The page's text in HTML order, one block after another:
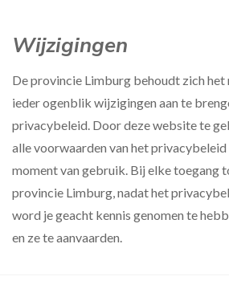
Wijzigingen
De provincie Limburg behoudt zich het
ieder ogenblik wijzigingen aan te
privacybeleid. Door deze website te
alle voorwaarden van het
moment van gebruik. Bij elke toegang
provincie Limburg, nadat het
word je geacht kennis genomen te
en ze te aanvaarden.